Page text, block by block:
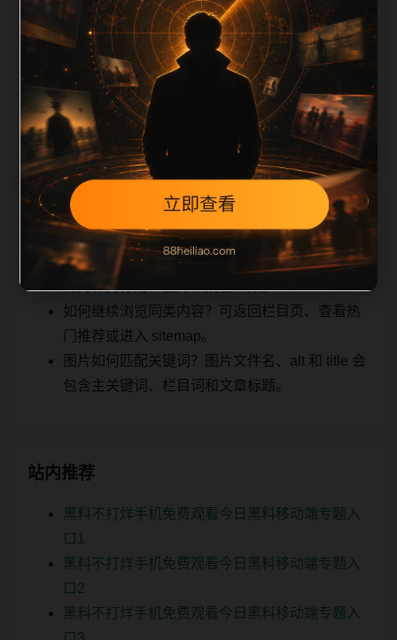
同主题默认图兜底；如果标题过短、描述为空、正文摘
要不足或关键词连续重复，则不进入发布队列。本页还
加入常见问题和站内推荐，帮助用户从一个入口跳转到
同类页面、专题合集和热榜内容，提升停留时间和页面
可抓取性。第3条内容作为初始建设页，重点承担栏目
深度补齐、内链结构完善和后续采集归类的承接作用。
相关问题
实时更新后续如何更新？每日按主题少量补充，
优先保持标题、图片和摘要一致。
如何继续浏览同类内容？可返回栏目页、查看热
门推荐或进入 sitemap。
图片如何匹配关键词？图片文件名、alt 和 title 会
包含主关键词、栏目词和文章标题。
站内推荐
黑料不打烊手机免费观看今日黑料移动端专题入
口1
黑料不打烊手机免费观看今日黑料移动端专题入
口2
黑料不打烊手机免费观看今日黑料移动端专题入